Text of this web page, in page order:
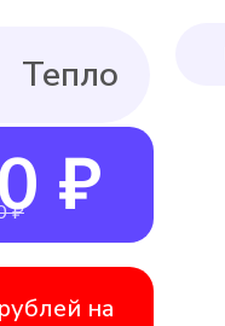
₽
₽
на